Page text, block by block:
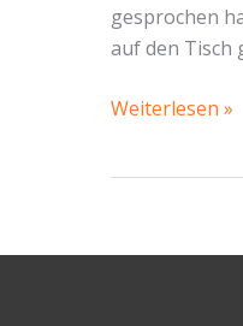
gesprochen
auf den Tisch
SBR-
März
Weiterlesen »